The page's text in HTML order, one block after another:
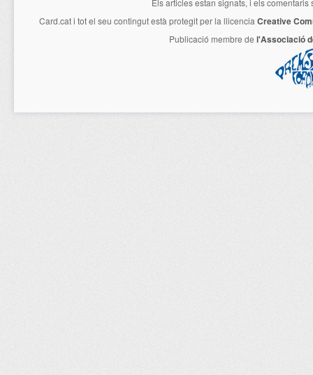
Els articles estan signats, i els
Card.cati tot el seu contingut està protegit per la llicencia Creative
Publicació membre de l'Associació